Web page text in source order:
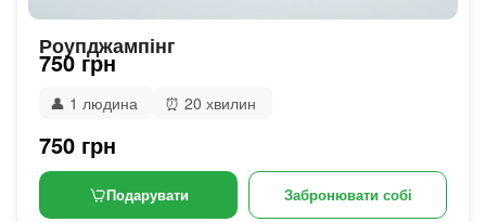
Роупджампінг
750 грн
👤 1 людина ⏰ 20 хвилин
750 грн
Подарувати Забронювати собі